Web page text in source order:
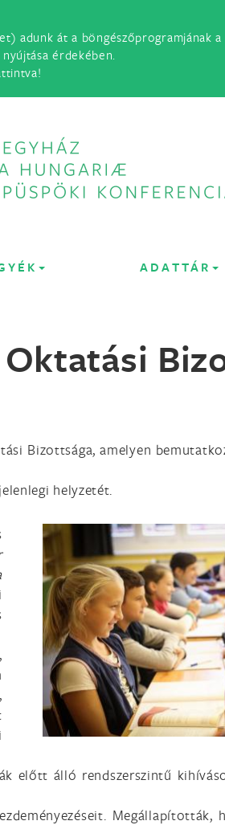
adunk át a böngészőprogramjának a
érdekében.
ADATTÁR
Bizottsága, amelyen
helyzetét.
előtt álló rendszerszintű